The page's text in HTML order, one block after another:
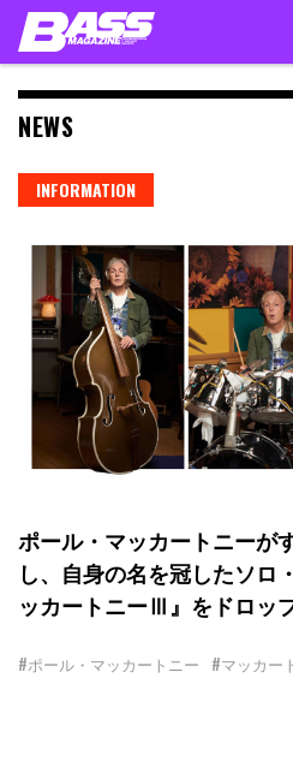
Skip
content
NEWS
INFORMATION
ポール・マッカートニーが
し、自身の名を冠したソロ
ッカートニーⅢ』をドロッ
#ポール・マッカートニー #マッカー